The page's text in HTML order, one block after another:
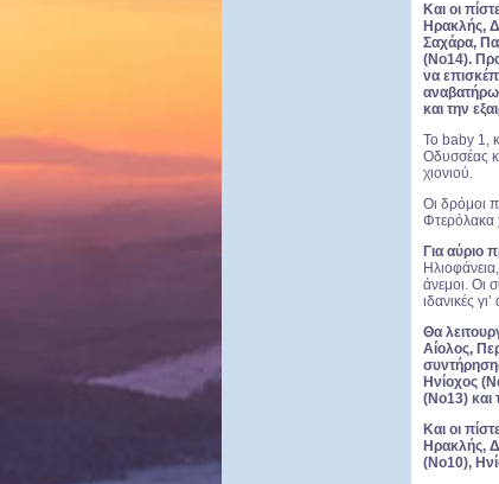
Και οι
Ηρακλής,
Σαχάρα,
(Νο14).
να
και την
Το baby 1,
Οδυσσέας
χιονιού.
Οι δρόμοι
Φτερόλακα
Για αύριο
άνεμοι. Οι
ιδανικές
Θα
Αίολος,
Ηνίοχος
(Νο13) και
Και οι
Ηρακλής,
(Νο10),